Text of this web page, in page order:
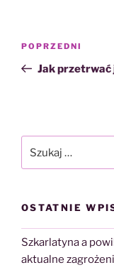
Poprzedni
wpis
POPRZEDNI
Jak przetrwać
OSTATNIE
Szkarlatyna a
aktualne